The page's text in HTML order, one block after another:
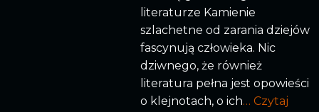
literaturze Kamienie
szlachetne od zarania dziejów
fascynują człowieka. Nic
dziwnego, że również
literatura pełna jest opowieści
o klejnotach, o ich… Czytaj